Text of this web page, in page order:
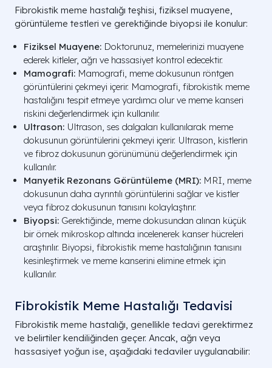
Fibrokistik meme hastalığı teşhisi, fiziksel muayene,
görüntüleme testleri ve gerektiğinde biyopsi ile konulur:
Fiziksel Muayene: Doktorunuz, memelerinizi muayene
ederek kitleler, ağrı ve hassasiyet kontrol edecektir.
Mamografi: Mamografi, meme dokusunun röntgen
görüntülerini çekmeyi içerir. Mamografi, fibrokistik meme
hastalığını tespit etmeye yardımcı olur ve meme kanseri
riskini değerlendirmek için kullanılır.
Ultrason: Ultrason, ses dalgaları kullanılarak meme
dokusunun görüntülerini çekmeyi içerir. Ultrason, kistlerin
ve fibroz dokusunun görünümünü değerlendirmek için
kullanılır.
Manyetik Rezonans Görüntüleme (MRI): MRI, meme
dokusunun daha ayrıntılı görüntülerini sağlar ve kistler
veya fibroz dokusunun tanısını kolaylaştırır.
Biyopsi: Gerektiğinde, meme dokusundan alınan küçük
bir örnek mikroskop altında incelenerek kanser hücreleri
araştırılır. Biyopsi, fibrokistik meme hastalığının tanısını
kesinleştirmek ve meme kanserini elimine etmek için
kullanılır.
Fibrokistik Meme Hastalığı Tedavisi
Fibrokistik meme hastalığı, genellikle tedavi gerektirmez
ve belirtiler kendiliğinden geçer. Ancak, ağrı veya
hassasiyet yoğun ise, aşağıdaki tedaviler uygulanabilir: